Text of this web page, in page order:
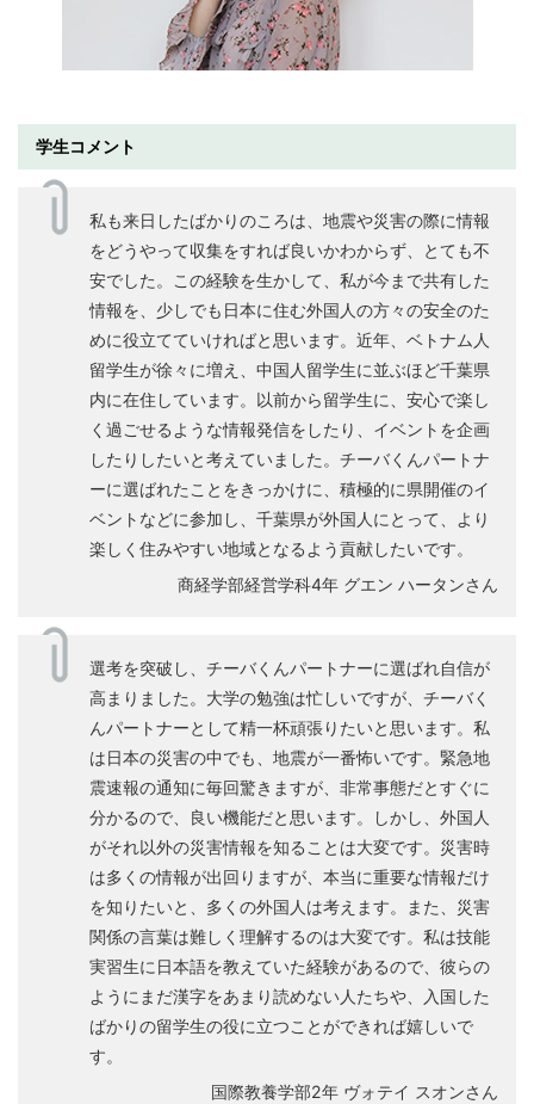
学生コメント
私も来日したばかりのころは、地震や災害の際に情報
をどうやって収集をすれば良いかわからず、とても不
安でした。この経験を生かして、私が今まで共有した
情報を、少しでも日本に住む外国人の方々の安全のた
めに役立てていければと思います。近年、ベトナム人
留学生が徐々に増え、中国人留学生に並ぶほど千葉県
内に在住しています。以前から留学生に、安心で楽し
く過ごせるような情報発信をしたり、イベントを企画
したりしたいと考えていました。チーバくんパートナ
ーに選ばれたことをきっかけに、積極的に県開催のイ
ベントなどに参加し、千葉県が外国人にとって、より
楽しく住みやすい地域となるよう貢献したいです。
商経学部経営学科4年 グエン ハータンさん
選考を突破し、チーバくんパートナーに選ばれ自信が
高まりました。大学の勉強は忙しいですが、チーバく
んパートナーとして精一杯頑張りたいと思います。私
は日本の災害の中でも、地震が一番怖いです。緊急地
震速報の通知に毎回驚きますが、非常事態だとすぐに
分かるので、良い機能だと思います。しかし、外国人
がそれ以外の災害情報を知ることは大変です。災害時
は多くの情報が出回りますが、本当に重要な情報だけ
を知りたいと、多くの外国人は考えます。また、災害
関係の言葉は難しく理解するのは大変です。私は技能
実習生に日本語を教えていた経験があるので、彼らの
ようにまだ漢字をあまり読めない人たちや、入国した
ばかりの留学生の役に立つことができれば嬉しいで
す。
国際教養学部2年 ヴォテイ スオンさん